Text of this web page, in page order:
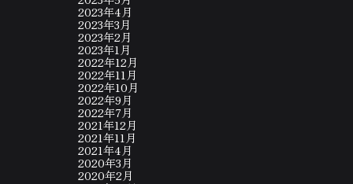
2023年4月
2023年3月
2023年2月
2023年1月
2022年12月
2022年11月
2022年10月
2022年9月
2022年7月
2021年12月
2021年11月
2021年4月
2020年3月
2020年2月